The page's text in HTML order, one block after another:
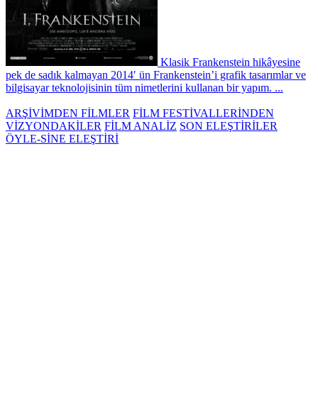
Klasik Frankenstein hikâyesine
pek de sadık kalmayan 2014′ ün Frankenstein’i grafik tasarımlar ve
bilgisayar teknolojisinin tüm nimetlerini kullanan bir yapım. ...
ARŞİVİMDEN FİLMLER FİLM FESTİVALLERİNDEN
VİZYONDAKİLER FİLM ANALİZ SON ELEŞTİRİLER
ÖYLE-SİNE ELEŞTİRİ